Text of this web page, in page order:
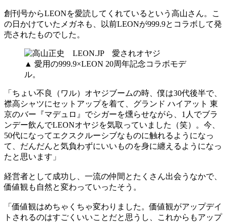
創刊号からLEONを愛読してくれているという高山さん。こ
の日かけていたメガネも、以前LEONが999.9とコラボして発
売されたものでした。
▲ 愛用の999.9×LEON 20周年記念コラボモデ
ル。
「ちょい不良（ワル）オヤジブームの時、僕は30代後半で、
襟高シャツにセットアップを着て、グランド ハイアット 東
京のバー『マデュロ』でシガーを燻らせながら、1人でブラ
ンデー飲んでLEONオヤジを気取っていました（笑）。今、
50代になってエクスクルーシブなものに触れるようになっ
て、だんだんと気負わずにいいものを身に纏えるようになっ
たと思います」
経営者として成功し、一流の仲間とたくさん出会うなかで、
価値観も自然と変わっていったそう。
「価値観はめちゃくちゃ変わりました。価値観がアップデイ
トされるのはすごくいいことだと思うし、これからもアップ